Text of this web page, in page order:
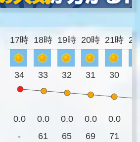
17時 18時 19時 20時 21時
34 33 32 31 30
0.0 0.0 0.0 0.0 0.0
-
61 65 69 71